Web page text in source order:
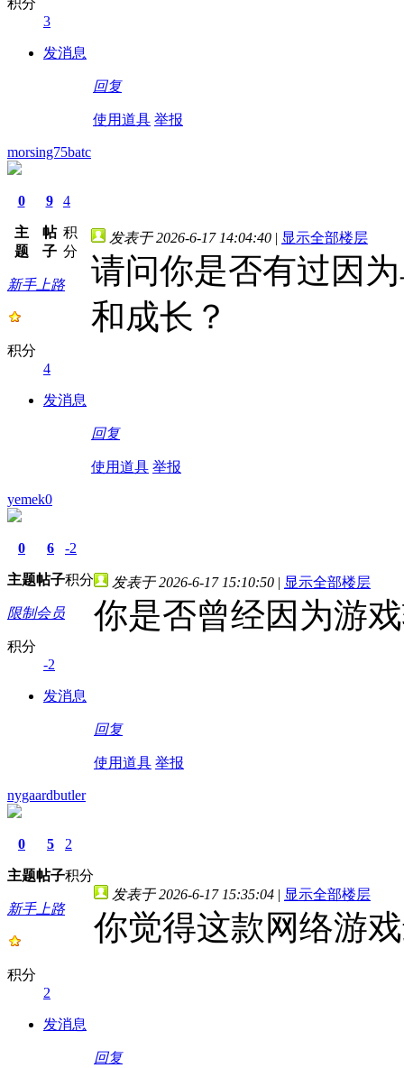
积分
3
发消息
回复
使用道具 举报
morsing75batc
0
主
题
9
帖
子
4
积
分
新手上路
积分
4
发消息
发表于 2026-6-17 14:04:40 | 显示全部楼层
请问你是否有过因
和成长？
回复
使用道具 举报
yemek0
0
主题
6
帖子
-2
积分
限制会员
积分
-2
发消息
发表于 2026-6-17 15:10:50 | 显示全部楼层
你是否曾经因为游
回复
使用道具 举报
nygaardbutler
0
主题
5
帖子
2
积分
新手上路
积分
2
发消息
发表于 2026-6-17 15:35:04 | 显示全部楼层
你觉得这款网络游
回复